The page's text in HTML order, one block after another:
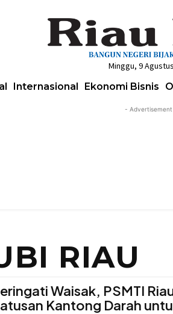
Minggu, 9
Internasional Ekonomi Bisnis
-
RIAU
Waisak, PSMTI
Kantong Darah